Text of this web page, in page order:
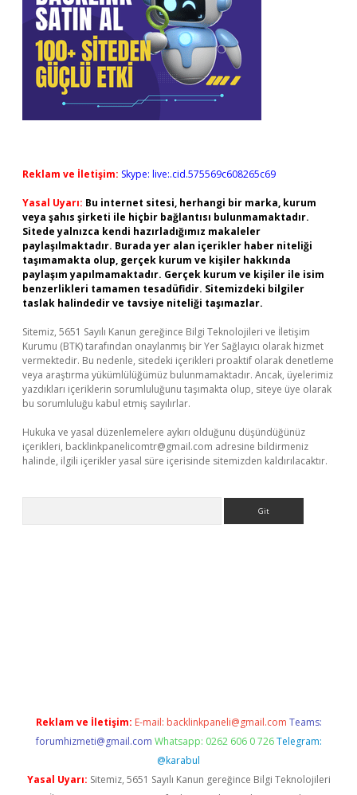
Reklam ve İletişim: Skype: live:.cid.575569c608265c69
Yasal Uyarı: Bu internet sitesi, herhangi bir marka, kurum
veya şahıs şirketi ile hiçbir bağlantısı bulunmamaktadır.
Sitede yalnızca kendi hazırladığımız makaleler
paylaşılmaktadır. Burada yer alan içerikler haber niteliği
taşımamakta olup, gerçek kurum ve kişiler hakkında
paylaşım yapılmamaktadır. Gerçek kurum ve kişiler ile isim
benzerlikleri tamamen tesadüfidir. Sitemizdeki bilgiler
taslak halindedir ve tavsiye niteliği taşımazlar.
Sitemiz, 5651 Sayılı Kanun gereğince Bilgi Teknolojileri ve İletişim
Kurumu (BTK) tarafından onaylanmış bir Yer Sağlayıcı olarak hizmet
vermektedir. Bu nedenle, sitedeki içerikleri proaktif olarak denetleme
veya araştırma yükümlülüğümüz bulunmamaktadır. Ancak, üyelerimiz
yazdıkları içeriklerin sorumluluğunu taşımakta olup, siteye üye olarak
bu sorumluluğu kabul etmiş sayılırlar.
Hukuka ve yasal düzenlemelere aykırı olduğunu düşündüğünüz
içerikleri, backlinkpanelicomtr@gmail.com adresine bildirmeniz
halinde, ilgili içerikler yasal süre içerisinde sitemizden kaldırılacaktır.
Reklam ve İletişim: E-mail: backlinkpaneli@gmail.com Teams:
forumhizmeti@gmail.com Whatsapp: 0262 606 0 726 Telegram:
@karabul
Yasal Uyarı: Sitemiz, 5651 Sayılı Kanun gereğince Bilgi Teknolojileri